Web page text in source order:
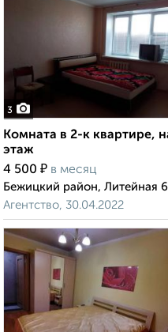
3
Комната в 2-к квартире,
этаж
4 500 ₽ в месяц
Бежицкий район, Литейная
Агентство, 30.04.2022